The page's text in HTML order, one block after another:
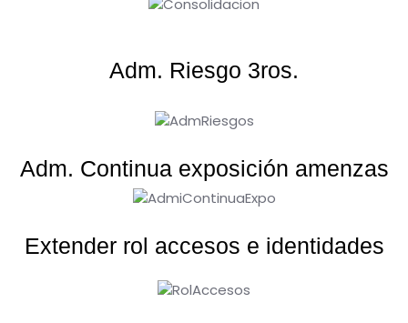
Adm. Riesgo 3ros.
Adm. Continua exposición amenzas
Extender rol accesos e identidades